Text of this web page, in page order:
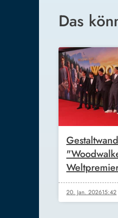
Das
20. Jan. 202615:42